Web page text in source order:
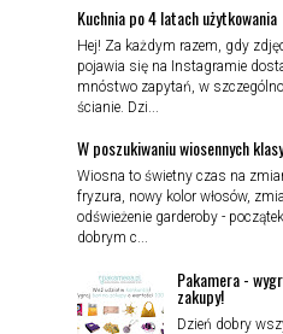
Kuchnia po 4 latach użytkowania
Hej! Za każdym razem, gdy
pojawia się na Instagramie
mnóstwo zapytań, w
ścianie. Dzi...
W poszukiwaniu wiosennych
Wiosna to świetny czas na
fryzura, nowy kolor włosów,
odświeżenie garderoby -
dobrym c...
Pakamera -
zakupy!
Dzień dobry